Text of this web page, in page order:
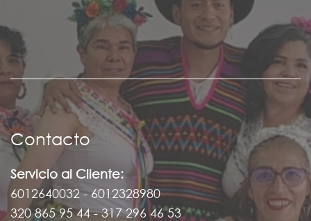
Contacto
Servicio al Cliente:
6012640032 - 6012328980
320 865 95 44 - 317 296 46 53